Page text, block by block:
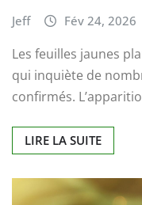
Jeff Fév 24, 2026
Les feuilles jaunes
qui inquiète de
confirmés.
LIRE LA SUITE